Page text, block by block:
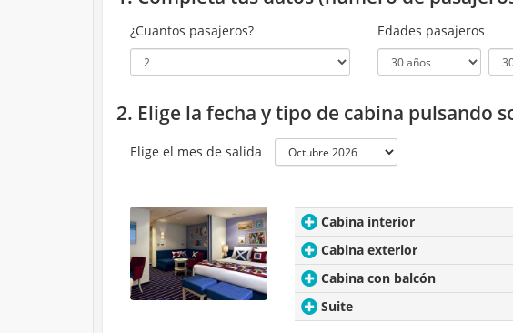
¿Cuantos pasajeros? Edades pasajeros
2. Elige la fecha y tipo de cabina pulsando
Elige el mes de salida
Cabina interior
Cabina exterior
Cabina con balcón
Suite